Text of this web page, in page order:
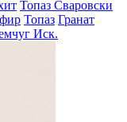
Топаз Сваровски
Топаз Гранат
Иск.